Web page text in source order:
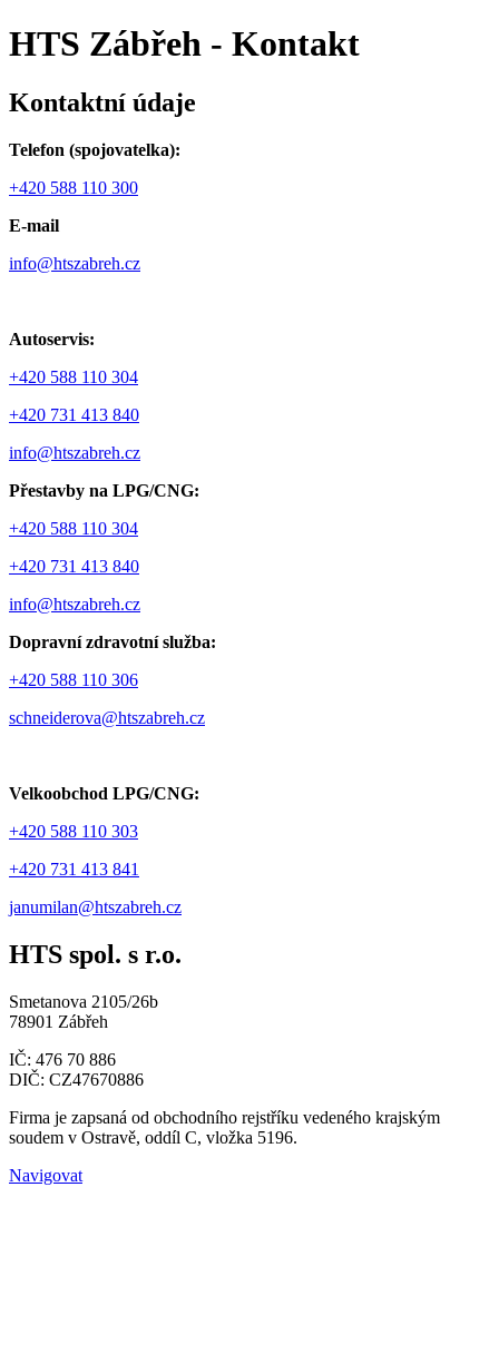
HTS Zábřeh - Kontakt
Kontaktní údaje
Telefon (spojovatelka):
+420 588 110 300
E-mail
info@htszabreh.cz
Autoservis:
+420 588 110 304
+420 731 413 840
info@htszabreh.cz
Přestavby na LPG/CNG:
+420 588 110 304
+420 731 413 840
info@htszabreh.cz
Dopravní zdravotní služba:
+420 588 110 306
schneiderova@htszabreh.cz
Velkoobchod LPG/CNG:
+420 588 110 303
+420 731 413 841
janumilan@htszabreh.cz
HTS spol. s r.o.
Smetanova 2105/26b
78901 Zábřeh
IČ: 476 70 886
DIČ: CZ47670886
Firma je zapsaná od obchodního rejstříku vedeného krajským
soudem v Ostravě, oddíl C, vložka 5196.
Navigovat